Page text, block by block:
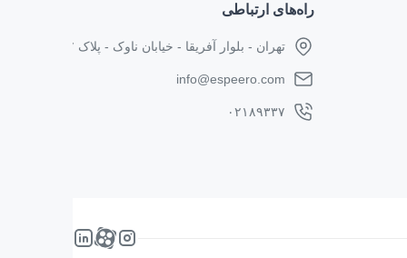
راه‌های ارتباطی
تهران - بلوار آفریقا - خیابان ناوک - پلاک ۱۷
info@espeero.com
۰۲۱۸۹۳۳۷